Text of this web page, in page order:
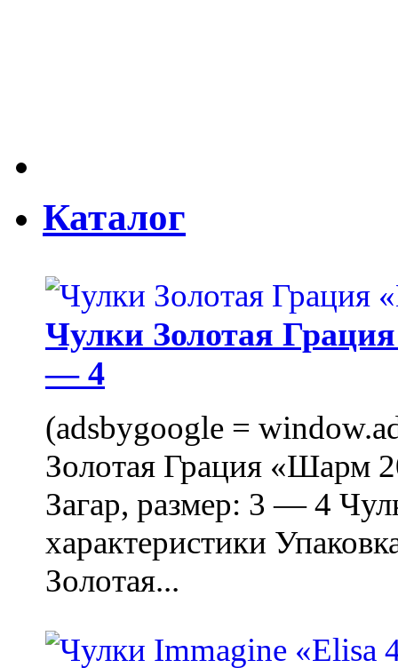
Каталог
Чулки Золотая
— 4
(adsbygoogle =
Золотая Грация «Шарм
Загар, размер: 3 — 4
характеристики
Золотая...